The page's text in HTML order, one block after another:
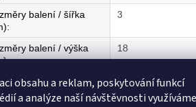
obsahu a reklam, poskytování funkcí
a analýze naší návštěvnosti využíváme
balení / šířka
:
3
balení / výška
:
18
původu: DE